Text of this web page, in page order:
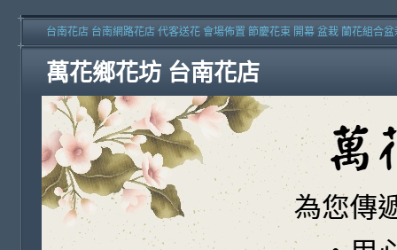
萬花鄉花坊 台南花店
台南花店 台南網路花店 代客送花 會場佈置 節慶花束 開幕 盆栽 蘭花組合